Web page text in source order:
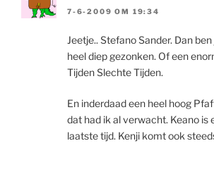
7-6-2009 OM 19:34
Jeetje.. Stefano Sander. Dan
heel diep gezonken. Of een
Tijden Slechte Tijden.
En inderdaad een heel hoog
dat had ik al verwacht. Keano is
laatste tijd. Kenji komt ook